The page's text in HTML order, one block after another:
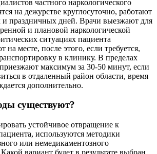
частного наркологического
на дежурстве круглосуточно, работают
и праздничных дней. Врачи выезжают для
и плановой наркологической
ситуациях пациента
на месте, после этого, если требуется,
в клинику. В пределах
максимум за 30-50 минут, если
в отдаленный район области, время
дополнительно.
существуют?
устойчивое отвращение к
используются методики
или немедикаментозного
вариант будет в результате выбран,